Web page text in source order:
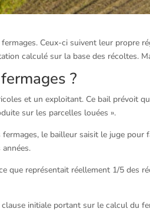
Ceux-ci suivent leur propre
calculé sur la base des récoltes.
?
et un exploitant. Ce bail prévoit
sur les parcelles louées ».
le bailleur saisit le juge pour
que représentait réellement 1/5 des
initiale portant sur le calcul du